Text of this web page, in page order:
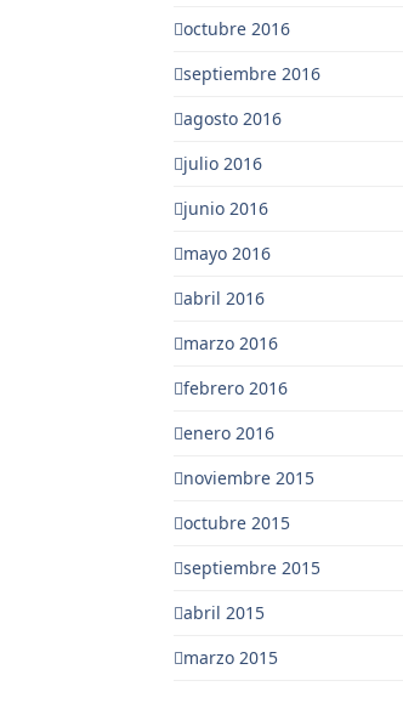
octubre 2016
septiembre 2016
agosto 2016
julio 2016
junio 2016
mayo 2016
abril 2016
marzo 2016
febrero 2016
enero 2016
noviembre 2015
octubre 2015
septiembre 2015
abril 2015
marzo 2015